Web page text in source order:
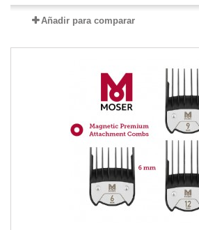
Añadir para comparar